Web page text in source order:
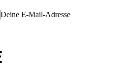
Deine E-Mail-Adresse